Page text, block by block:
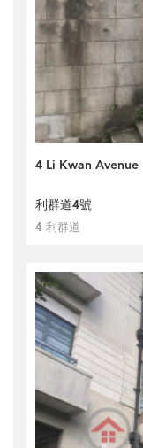
4 Li Kwan Avenue
利群道4號
4 利群道